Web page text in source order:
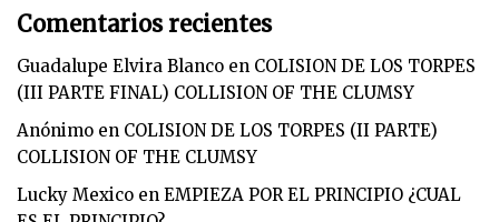
Comentarios recientes
Guadalupe Elvira Blanco en COLISION DE LOS TORPES
(III PARTE FINAL) COLLISION OF THE CLUMSY
Anónimo en COLISION DE LOS TORPES (II PARTE)
COLLISION OF THE CLUMSY
Lucky Mexico en EMPIEZA POR EL PRINCIPIO ¿CUAL